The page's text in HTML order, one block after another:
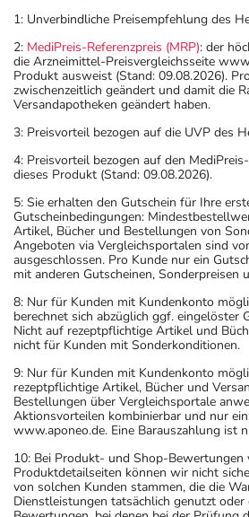
1: Unverbindliche Preisempfehlung des
2: MediPreis-Referenzpreis (MRP): der
die Arzneimittel-Preisvergleichsseite
Produkt ausweist (Stand: 09.08.2026).
zwischenzeitlich geändert und damit die
Versandapotheken geändert haben.
3: Preisvorteil bezogen auf die UVP des
4: Preisvorteil bezogen auf den
dieses Produkt (Stand: 09.08.2026).
5: Sie erhalten den Gutschein für Ihre
Gutscheinbedingungen:
Artikel, Bücher und Bestellungen von
Angeboten via Vergleichsportalen sind
ausgeschlossen. Pro Kunde nur ein
mit anderen Gutscheinen, Sonderpreisen
8: Nur für Kunden mit Kundenkonto
berechnet sich abzüglich ggf. eingelöster
Nicht auf rezeptpflichtige Artikel und
nicht für Kunden mit Sonderkonditionen.
9: Nur für Kunden mit Kundenkonto
rezeptpflichtige Artikel, Bücher und
Bestellungen über Vergleichsportale
Aktionsvorteilen kombinierbar und nur
www.aponeo.de. Eine Barauszahlung ist
10: Bei Produkt- und Shop-Bewertungen
Produktdetailseiten können wir nicht
von solchen Kunden stammen, die die
Dienstleistungen tatsächlich genutzt